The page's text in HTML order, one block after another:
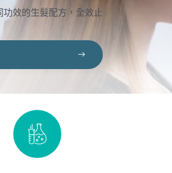
效的生髮配方，全效止